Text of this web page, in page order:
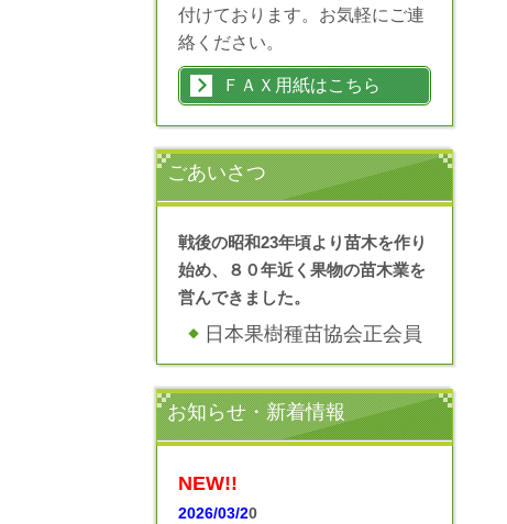
付けております。お気軽にご連
絡ください。
ＦＡＸ用紙はこちら
ごあいさつ
戦後の昭和23年頃より苗木を作り
始め、８０年近く果物の苗木業を
営んできました。
日本果樹種苗協会正会員
お知らせ・新着情報
NEW!!
2026/03/20